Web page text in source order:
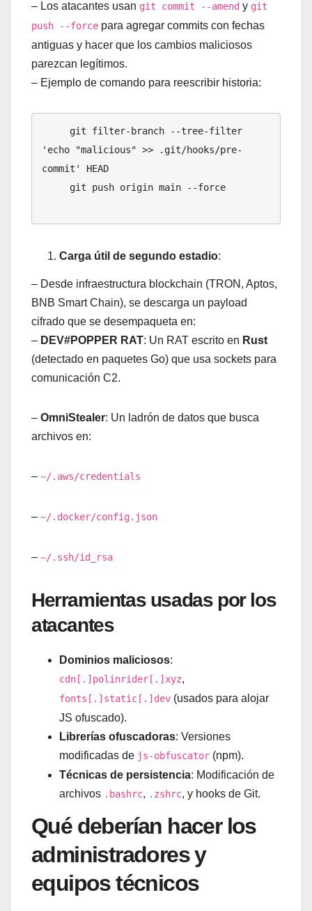
– Los atacantes usan git commit --amend y git
push --force para agregar commits con fechas
antiguas y hacer que los cambios maliciosos
parezcan legítimos.
– Ejemplo de comando para reescribir historia:
'echo "malicious" >> .git/hooks/pre-
commit' HEAD
Carga útil de segundo estadio:
– Desde infraestructura blockchain (TRON, Aptos,
BNB Smart Chain), se descarga un payload
cifrado que se desempaqueta en:
– DEV#POPPER RAT: Un RAT escrito en Rust
(detectado en paquetes Go) que usa sockets para
comunicación C2.
– OmniStealer: Un ladrón de datos que busca
archivos en:
– ~/.aws/credentials
– ~/.docker/config.json
– ~/.ssh/id_rsa
Herramientas usadas por los
atacantes
Dominios maliciosos:
cdn[.]polinrider[.]xyz,
fonts[.]static[.]dev (usados para alojar
JS ofuscado).
Librerías ofuscadoras: Versiones
modificadas de js-obfuscator (npm).
Técnicas de persistencia: Modificación de
archivos .bashrc, .zshrc, y hooks de Git.
Qué deberían hacer los
administradores y
equipos técnicos